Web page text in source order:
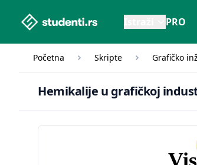
studenti.rs home page PRO
Početna Skripte Grafičko
Hemikalije u grafičkoj